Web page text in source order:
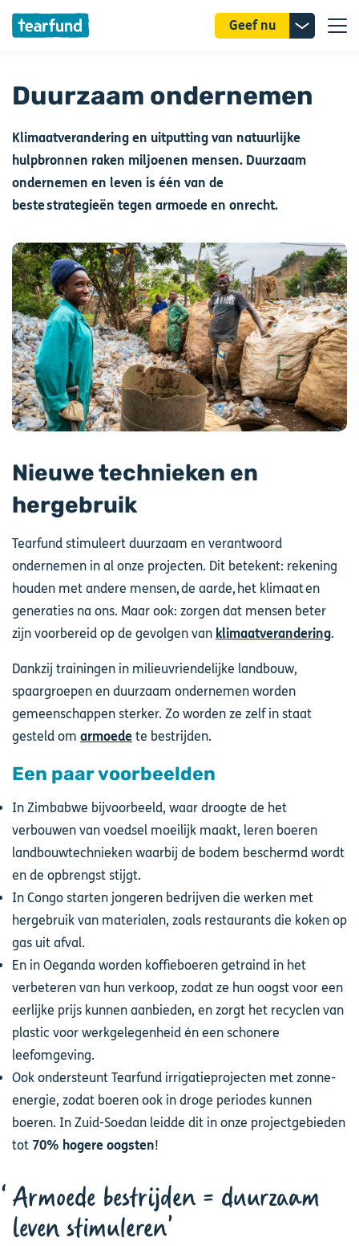
Geef nu
Duurzaam ondernemen
Klimaatverandering en uitputting van natuurlijke
hulpbronnen raken miljoenen mensen. Duurzaam
ondernemen en leven is één van de
beste strategieën tegen armoede en onrecht.
Afbeelding
Nieuwe technieken en
hergebruik
Tearfund stimuleert duurzaam en verantwoord
ondernemen in al onze projecten. Dit betekent: rekening
houden met andere mensen, de aarde, het klimaat en
generaties na ons. Maar ook: zorgen dat mensen beter
zijn voorbereid op de gevolgen van klimaatverandering.
Dankzij trainingen in milieuvriendelijke landbouw,
spaargroepen en duurzaam ondernemen worden
gemeenschappen sterker. Zo worden ze zelf in staat
gesteld om armoede te bestrijden.
Een paar voorbeelden
In Zimbabwe bijvoorbeeld, waar droogte de het
verbouwen van voedsel moeilijk maakt, leren boeren
landbouwtechnieken waarbij de bodem beschermd wordt
en de opbrengst stijgt.
In Congo starten jongeren bedrijven die werken met
hergebruik van materialen, zoals restaurants die koken op
gas uit afval.
En in Oeganda worden koffieboeren getraind in het
verbeteren van hun verkoop, zodat ze hun oogst voor een
eerlijke prijs kunnen aanbieden, en zorgt het recyclen van
plastic voor werkgelegenheid én een schonere
leefomgeving.
Ook ondersteunt Tearfund irrigatieprojecten met zonne-
energie, zodat boeren ook in droge periodes kunnen
boeren. In Zuid-Soedan leidde dit in onze projectgebieden
tot 70% hogere oogsten!
Armoede bestrijden = duurzaam
leven stimuleren